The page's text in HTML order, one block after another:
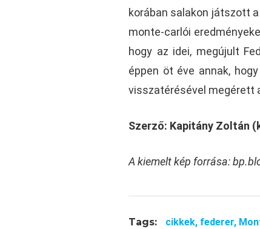
korában salakon játszott
monte-carlói
hogy az idei, megújult
éppen öt éve annak,
visszatérésével megérett
Szerző: Kapitány Zoltán
A kiemelt kép forrása:
Tags: cikkek, federer,